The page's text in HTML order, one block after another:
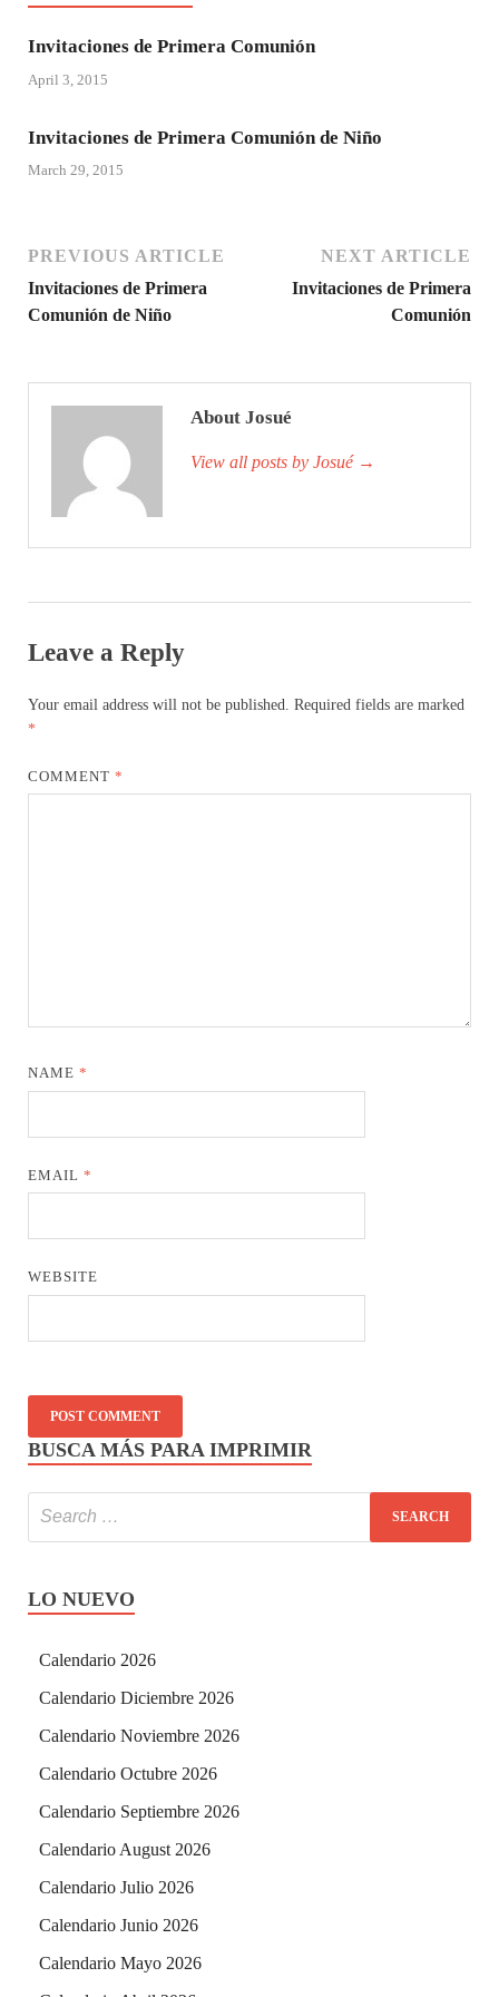
Invitaciones de Primera Comunión
April 3, 2015
Invitaciones de Primera Comunión de Niño
March 29, 2015
PREVIOUS ARTICLE
Invitaciones de Primera
Comunión de Niño
NEXT ARTICLE
Invitaciones de Primera
Comunión
About Josué
View all posts by Josué →
Leave a Reply
Your email address will not be published.
Required fields are marked
*
COMMENT*
NAME*
EMAIL*
WEBSITE
BUSCA MÁS PARA IMPRIMIR
LO NUEVO
Calendario 2026
Calendario Diciembre 2026
Calendario Noviembre 2026
Calendario Octubre 2026
Calendario Septiembre 2026
Calendario August 2026
Calendario Julio 2026
Calendario Junio 2026
Calendario Mayo 2026